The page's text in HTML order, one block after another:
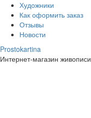
Художники
Как оформить заказ
Отзывы
Новости
Prostokartina
Интернет-магазин живописи